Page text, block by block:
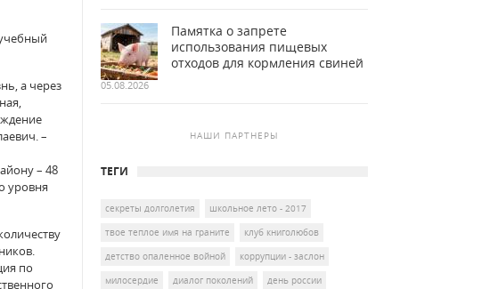
а через
–
– 48
уровня
по
Памятка о запрете
использования пищевых
отходов для кормления свиней
05.08.2026
НАШИ ПАРТНЕРЫ
ТЕГИ
секреты долголетия
школьное лето - 2017
твое теплое имя на граните
клуб книголюбов
детство опаленное войной
коррупции - заслон
милосердие
диалог поколений
день россии